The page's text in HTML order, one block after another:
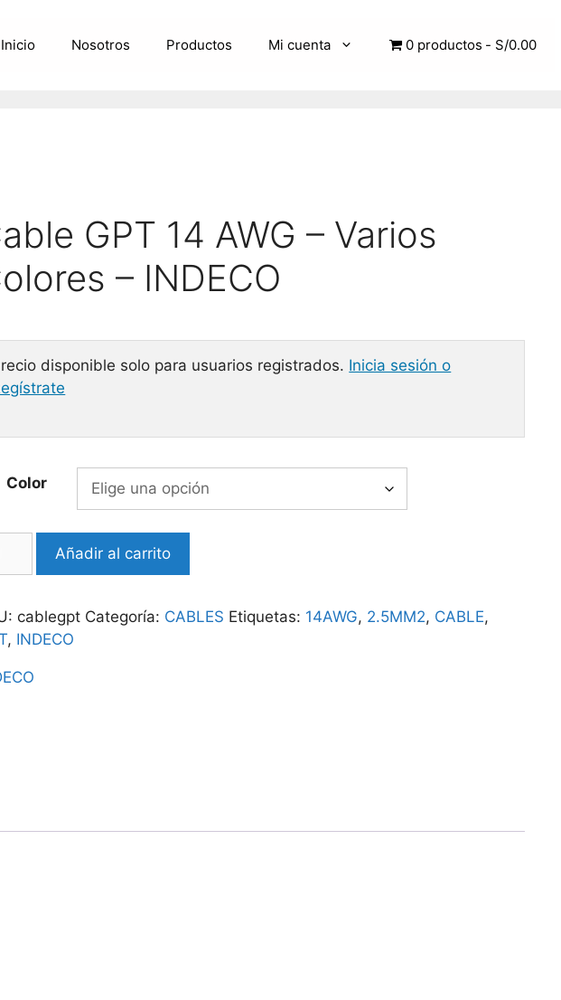
Inicio Nosotros Productos Mi cuenta 0 productos S/0.00
GPT 14 AWG – Varios
– INDECO
disponible solo para usuarios registrados. Inicia sesión o
Color
Añadir al carrito
cablegpt Categoría: CABLES Etiquetas: 14AWG, 2.5MM2, CABLE,
, INDECO